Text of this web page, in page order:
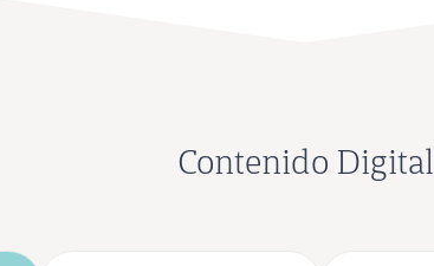
Contenido Digital